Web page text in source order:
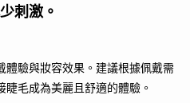
刺激。
體驗與妝容效果。建議根據佩戴需
毛成為美麗且舒適的體驗。